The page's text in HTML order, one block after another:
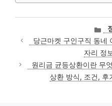
카
테
고
리
당근마켓 구인구직 동네
자리 정
원리금 균등상환이란 무
상환 방식, 조건, 후